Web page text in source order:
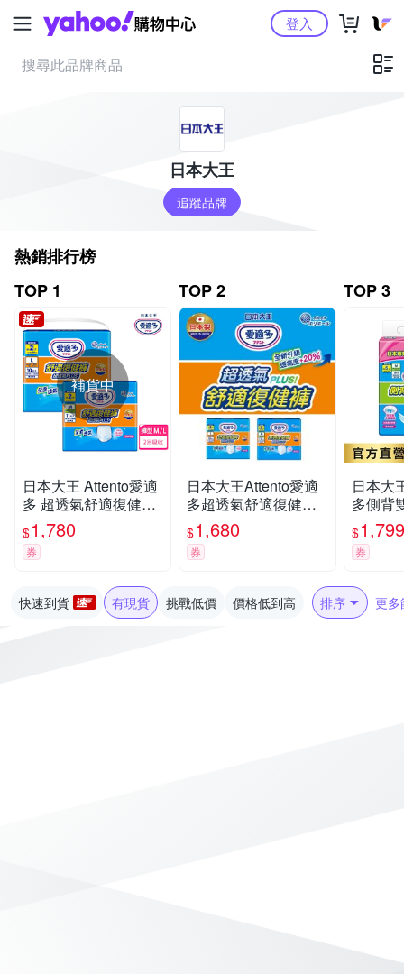
Yahoo購物中心登入
日本大王
追蹤品牌
熱銷排行榜
TOP 1
補貨中
日本大王 Attento愛適
多 超透氣舒適復健褲
M/L(箱購)
$1,780
券
TOP 2
日本大王Attento愛適
多超透氣舒適復健褲
M/L
$1,680
券
TOP 3
日本大
多側背
尿褲
(9片X8
$1,799
券
快速到貨 有現貨 挑戰低價 價格低到高 排序 更多